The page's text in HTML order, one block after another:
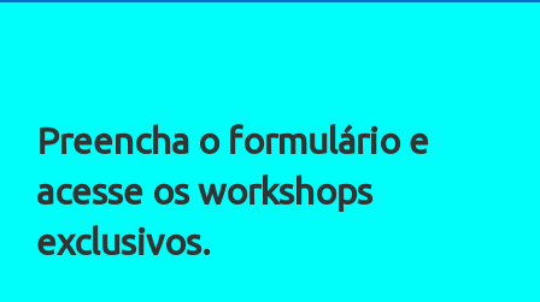
Preencha o formulário e
acesse os workshops
exclusivos.